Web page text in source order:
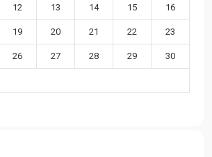
12 13 14 15 16
19 20 21 22 23
26 27 28 29 30